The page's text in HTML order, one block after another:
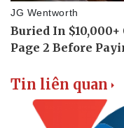
Vụ án
Tin nóng
Tin liên quan